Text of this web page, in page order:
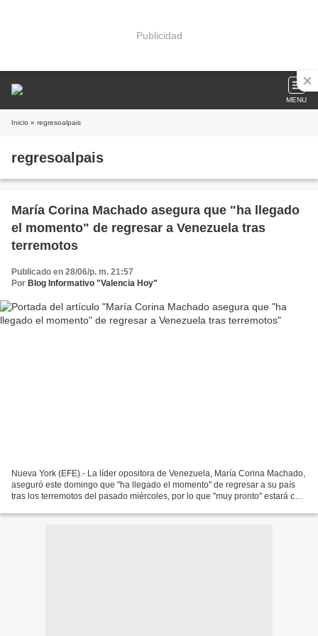
Publicidad
MENU
Inicio » regresoalpais
regresoalpais
María Corina Machado asegura que "ha llegado
el momento" de regresar a Venezuela tras
terremotos
Publicado en 28/06/p. m. 21:57
Por Blog Informativo "Valencia Hoy"
Nueva York (EFE).- La líder opositora de Venezuela, María Corina Machado,
aseguró este domingo que "ha llegado el momento" de regresar a su país
tras los terremotos del pasado miércoles, por lo que "muy pronto" estará con